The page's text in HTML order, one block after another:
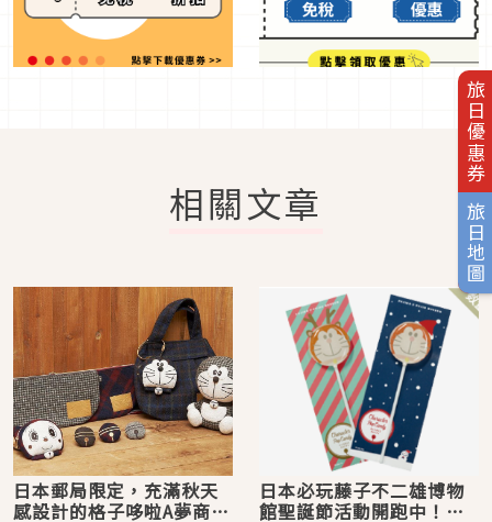
旅日優惠券
旅日地圖
相關文章
日本郵局限定，充滿秋天
感設計的格子哆啦A夢商品
日本必玩藤子不二雄博物
館聖誕節活動開跑中！哆